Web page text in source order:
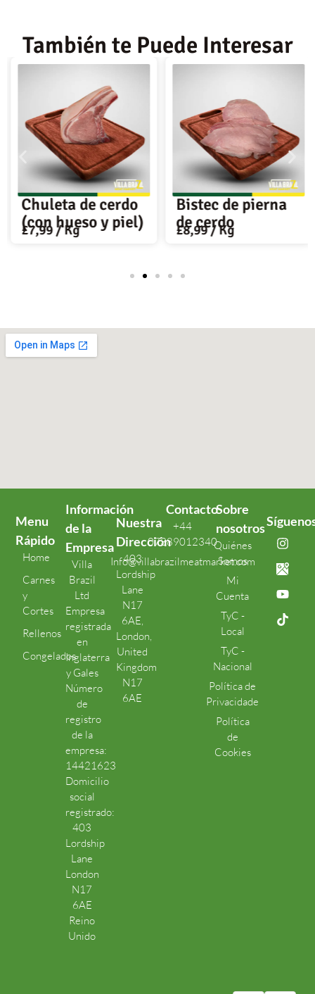
También te Puede Interesar
Chuleta de cerdo
(con hueso y piel)
£7,99/ Kg
Bistec de pierna
de cerdo
£8,99/ Kg
Menu
Rápido
Home
Carnes
y
Cortes
Rellenos
Congelados
Información
de la
Empresa
Villa
Brazil
Ltd
Empresa
registrada
en
Inglaterra
y Gales
Número
de
registro
de la
empresa:
14421623
Domicilio
social
registrado:
403
Lordship
Lane
London
N17
6AE
Reino
Unido
Nuestra
Dirección
403
Lordship
Lane
N17
6AE,
London,
United
Kingdom
N17
6AE
Contacto
+44
07389012340
Info@villabrazilmeatmarket.com
Sobre
nosotros
Quiénes
Somos
Mi
Cuenta
TyC -
Local
TyC -
Nacional
Política de
Privacidade
Política
de
Cookies